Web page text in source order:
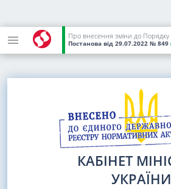
Постанова від 29.07.2022 № 849
КАБІНЕТ
УКРАЇНИ